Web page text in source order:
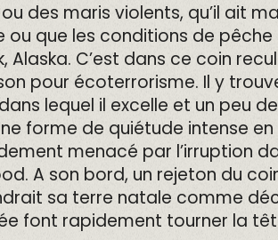
des maris violents, qu’il ait
que les conditions de
C’est dans ce coin
pour écoterrorisme. Il y
lequel il excelle et un peu
forme de quiétude intense
menacé par l’irruption
A son bord, un rejeton du
sa terre natale comme
font rapidement tourner la